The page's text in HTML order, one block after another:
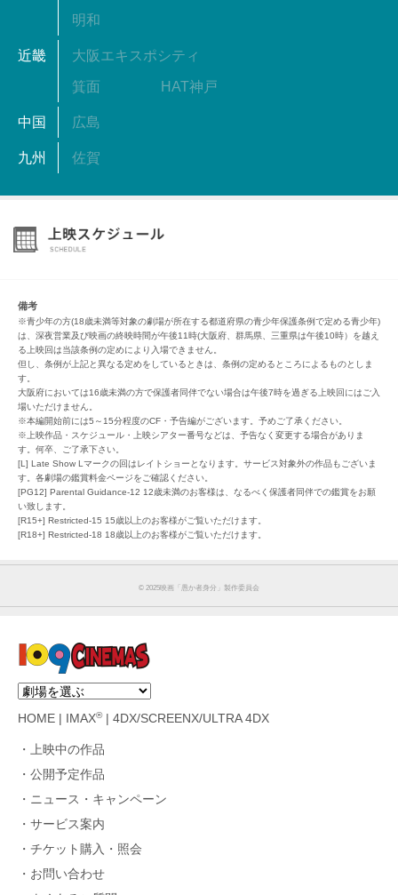
明和
近畿 大阪エキスポシティ
箕面 HAT神戸
中国 広島
九州 佐賀
備考
※青少年の方(18歳未満等対象の劇場が所在する都道府県の青少年保護条例で定める青少年)
は、深夜営業及び映画の終映時間が午後11時(大阪府、群馬県、三重県は午後10時）を越え
る上映回は当該条例の定めにより入場できません。
但し、条例が上記と異なる定めをしているときは、条例の定めるところによるものとしま
す。
大阪府においては16歳未満の方で保護者同伴でない場合は午後7時を過ぎる上映回にはご入
場いただけません。
※本編開始前には5～15分程度のCF・予告編がございます。予めご了承ください。
※上映作品・スケジュール・上映シアター番号などは、予告なく変更する場合がありま
す。何卒、ご了承下さい。
[L] Late Show Lマークの回はレイトショーとなります。サービス対象外の作品もございま
す。各劇場の鑑賞料金ページをご確認ください。
[PG12] Parental Guidance-12 12歳未満のお客様は、なるべく保護者同伴での鑑賞をお願
い致します。
[R15+] Restricted-15 15歳以上のお客様がご覧いただけます。
[R18+] Restricted-18 18歳以上のお客様がご覧いただけます。
©︎ 2025映画「愚か者身分」製作委員会
HOME IMAX®| 4DX/SCREENX/ULTRA 4DX
上映中の作品
公開予定作品
ニュース・キャンペーン
サービス案内
チケット購入・照会
お問い合わせ